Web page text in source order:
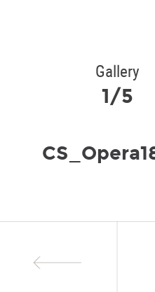
Gallery
1/5